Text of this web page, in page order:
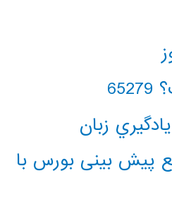
زبان
پیش بینی بورس با